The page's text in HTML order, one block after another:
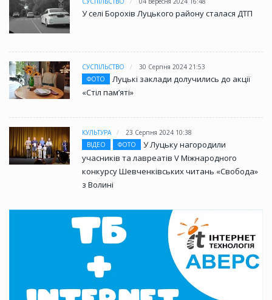
У селі Борохів Луцького району сталася ДТП
СУСПІЛЬСТВО
30 Серпня 2024 21:53
ФОТО
Луцькі заклади долучились до акції
«Стіл памʼяті»
КУЛЬТУРА
23 Серпня 2024 10:38
ВІДЕО
ФОТО
У Луцьку нагородили
учасників та лавреатів V Міжнародного
конкурсу Шевченківських читань «Свобода»
з Волині